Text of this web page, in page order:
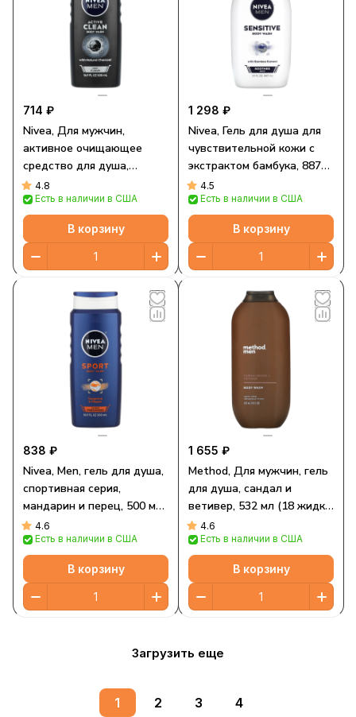
714 ₽
Nivea, Для мужчин,
активное очищающее
средство для душа,
глубокое очищение, с
натуральным углем, 500
мл (16,9 жидк. Унции)
4.8
Есть в наличии в США
В корзину
1 298 ₽
Nivea, Гель для душа для
чувствительной кожи с
экстрактом бамбука, 887
мл (30 жидк. Унций)
4.5
Есть в наличии в США
В корзину
838 ₽
Nivea, Men, гель для душа,
спортивная серия,
мандарин и перец, 500 мл
(16,9 жидк. унции)
4.6
Есть в наличии в США
В корзину
1 655 ₽
Method, Для мужчин, гель
для душа, сандал и
ветивер, 532 мл (18 жидк.
Унций)
4.6
Есть в наличии в США
В корзину
Загрузить еще
1 2 3 4